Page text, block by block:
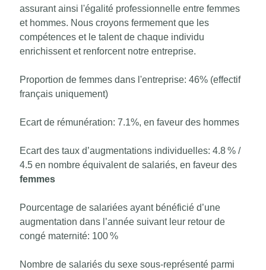
assurant ainsi l'égalité professionnelle entre femmes
et hommes. Nous croyons fermement que les
compétences et le talent de chaque individu
enrichissent et renforcent notre entreprise.
Proportion de femmes dans l'entreprise: 46% (effectif
français uniquement)
Ecart de rémunération: 7.1%, en faveur des hommes
Ecart des taux d’augmentations individuelles: 4.8 % /
4.5 en nombre équivalent de salariés, en faveur des
femmes
Pourcentage de salariées ayant bénéficié d’une
augmentation dans l’année suivant leur retour de
congé maternité: 100 %
Nombre de salariés du sexe sous-représenté parmi